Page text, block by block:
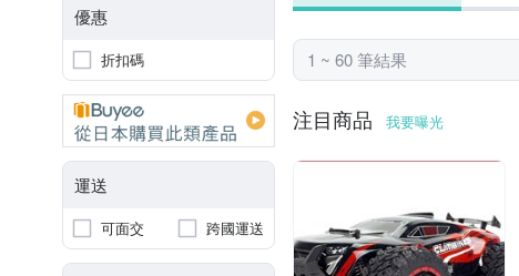
優惠
折扣碼
運送
可面交 跨國運送
1 ~ 60 筆結果
注目商品 我要曝光